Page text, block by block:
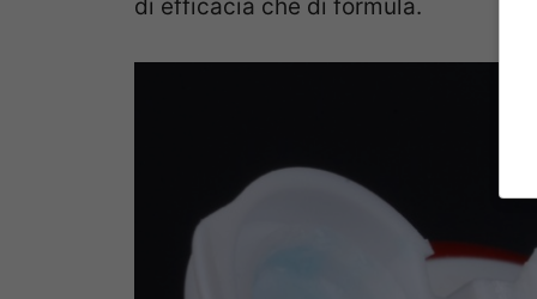
di efficacia che di formula.